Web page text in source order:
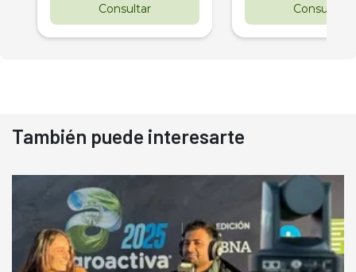
Consultar Consultar
También puede interesarte